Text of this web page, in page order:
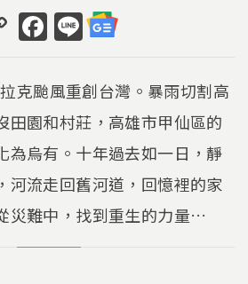
C
o
p
y
Li
n
k
F
a
c
e
b
o
o
k
Li
n
e
克颱風重創台灣。暴雨切割高
田園和村莊，高雄市甲仙區的
為烏有。十年過去如一日，靜
河流走回舊河道，回憶裡的家
災難中，找到重生的力量…